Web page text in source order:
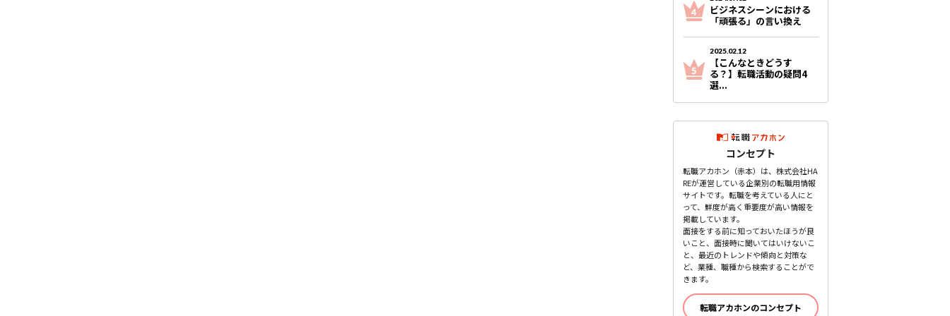
ビジネスシーンにおける
「頑張る」の言い換え
2025.02.12
【こんなときどうす
る？】転職活動の疑問4
選...
コンセプト
転職アカホン（赤本）は、株式会社HA
REが運営している企業別の転職用情報
サイトです。転職を考えている人にと
って、鮮度が高く重要度が高い情報を
掲載しています。
面接をする前に知っておいたほうが良
いこと、面接時に聞いてはいけないこ
と、最近のトレンドや傾向と対策な
ど、業種、職種から検索することがで
きます。
転職アカホンのコンセプト